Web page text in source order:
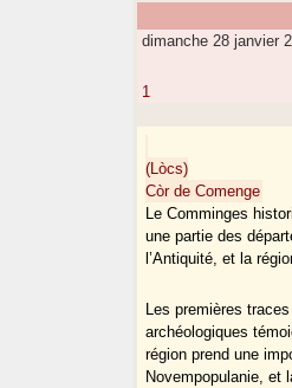
dimanche 28 janvier
1
(Lòcs)
Còr de Comenge
Le Comminges
une partie des
l’Antiquité, et la
Les premières
archéologiques
région prend une
Novempopulanie, et